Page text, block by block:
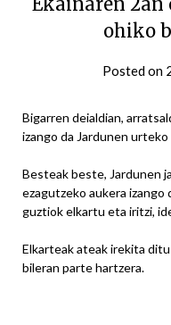
ohiko
Posted on
Bigarren deialdian,
izango da Jardunen
Besteak beste, Jardunen
ezagutzeko aukera
guztiok elkartu eta iritzi,
Elkarteak ateak irekita
bileran parte hartzera.